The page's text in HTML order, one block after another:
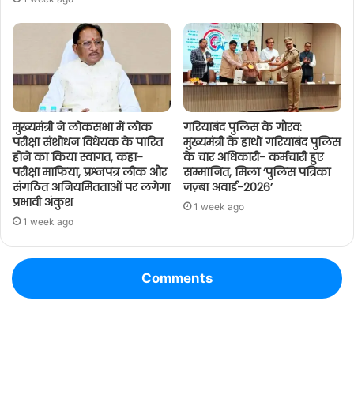
मुख्यमंत्री ने लोकसभा में लोक
परीक्षा संशोधन विधेयक के पारित
होने का किया स्वागत, कहा-
परीक्षा माफिया, प्रश्नपत्र लीक और
संगठित अनियमितताओं पर लगेगा
प्रभावी अंकुश
1 week ago
गरियाबंद पुलिस के गौरव:
मुख्यमंत्री के हाथों गरियाबंद पुलिस
के चार अधिकारी- कर्मचारी हुए
सम्मानित, मिला ‘पुलिस पत्रिका
जज़्बा अवार्ड-2026’
1 week ago
Comments